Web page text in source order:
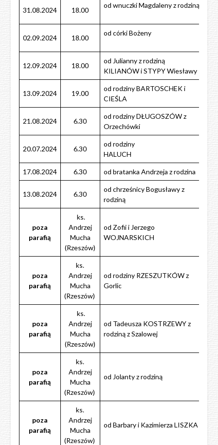
31.08.2024 18.00
od wnuczki Magdaleny z rodziną
02.09.2024 18.00
od córki Bożeny
12.09.2024 18.00
od Julianny z rodziną
KILIANÓW i STYPY Wiesławy
13.09.2024 19.00
od rodziny BARTOSCHEK i
CIEŚLA
21.08.2024 6.30
od rodziny DŁUGOSZÓW z
Orzechówki
20.07.2024 6.30
od rodziny
HALUCH
17.08.2024 6.30 od bratanka Andrzeja z rodzina
13.08.2024 6.30
od chrześnicy Bogusławy z
rodziną
poza
parafią
ks.
Andrzej
Mucha
(Rzeszów)
od Zofii i Jerzego
WOJNARSKICH
poza
parafią
ks.
Andrzej
Mucha
(Rzeszów)
od rodziny RZESZUTKÓW z
Gorlic
poza
parafią
ks.
Andrzej
Mucha
(Rzeszów)
od Tadeusza KOSTRZEWY z
rodziną z Szalowej
poza
parafią
ks.
Andrzej
Mucha
(Rzeszów)
od Jolanty z rodziną
poza
parafią
ks.
Andrzej
Mucha
(Rzeszów)
od Barbary i Kazimierza LISZKA